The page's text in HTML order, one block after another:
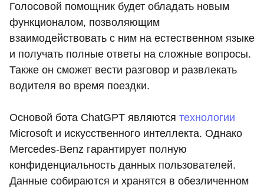
Голосовой помощник будет обладать новым
функционалом, позволяющим
взаимодействовать с ним на естественном языке
и получать полные ответы на сложные вопросы.
Также он сможет вести разговор и развлекать
водителя во время поездки.
Основой бота ChatGPT являются технологии
Microsoft и искусственного интеллекта. Однако
Mercedes-Benz гарантирует полную
конфиденциальность данных пользователей.
Данные собираются и хранятся в обезличенном